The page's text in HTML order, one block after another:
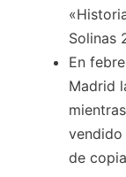
Solinas
En
Madrid
vendido
de